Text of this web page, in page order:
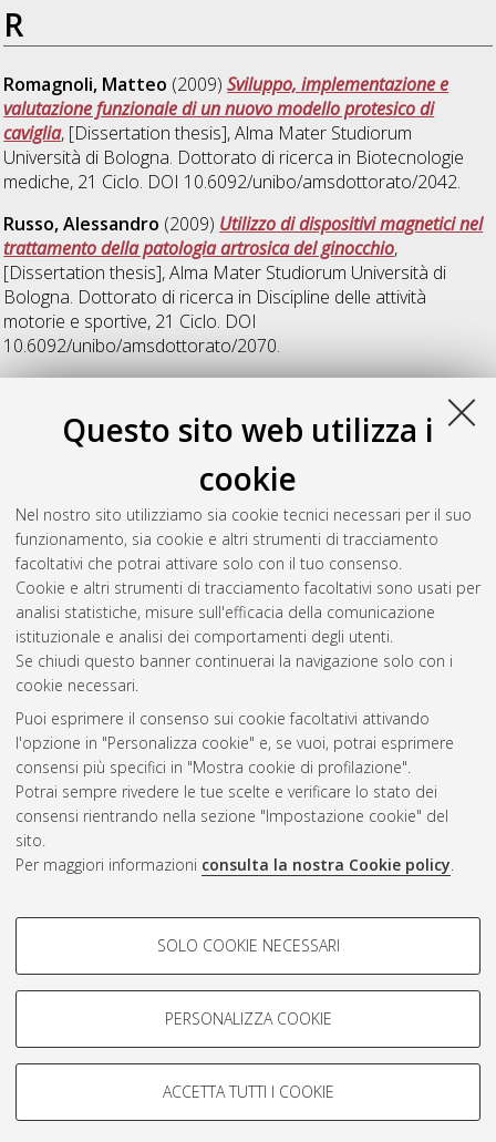
Questo sito web utilizza i
cookie
Nel nostro sito utilizziamo sia cookie tecnici necessari per il suo
funzionamento, sia cookie e altri strumenti di tracciamento
facoltativi che potrai attivare solo con il tuo consenso.
Cookie e altri strumenti di tracciamento facoltativi sono usati per
analisi statistiche, misure sull'efficacia della comunicazione
istituzionale e analisi dei comportamenti degli utenti.
Se chiudi questo banner continuerai la navigazione solo con i
cookie necessari.
Puoi esprimere il consenso sui cookie facoltativi attivando
l'opzione in "Personalizza cookie" e, se vuoi, potrai esprimere
consensi più specifici in "Mostra cookie di profilazione".
Potrai sempre rivedere le tue scelte e verificare lo stato dei
consensi rientrando nella sezione "Impostazione cookie" del
sito.
Per maggiori informazioni consulta la nostra Cookie policy.
COOKIE DI PROFILAZIONE -
Si tratta di cookie utilizzati per analizzare le caratteristiche della
navigazione degli utenti, creare profili in base al loro comportamento
Mostra cookie di profilazione
COOKIE TECNICI - NECESSARI
SOLO COOKIE NECESSARI
PERSONALIZZA COOKIE
ACCETTA TUTTI I COOKIE
R
Romagnoli, Matteo (2009)Sviluppo, implementazione e
valutazione funzionale di un nuovo modello protesico di
caviglia, [Dissertation thesis], Alma Mater Studiorum
Università di Bologna. Dottorato di ricerca in Biotecnologie
mediche, 21 Ciclo. DOI 10.6092/unibo/amsdottorato/2042.
Russo, Alessandro (2009) Utilizzo di dispositivi magnetici nel
trattamento della patologia artrosica del ginocchio,
[Dissertation thesis], Alma Mater Studiorum Università di
Bologna. Dottorato di ricerca in Discipline delle attività
motorie e sportive, 21 Ciclo. DOI
10.6092/unibo/amsdottorato/2070.
(2009)Identificazione di bersagli
terapeutici e realizzazione di tecnologie innovative in oncologia
ortopedica, [Dissertation thesis], Alma Mater Studiorum
Università di Bologna. Dottorato di ricerca inBiotecnologie
mediche, 21 Ciclo. DOI 10.6092/unibo/amsdottorato/1460.
Questa lista e' stata generata ilFri Aug 7 20:39:36 2026 CEST
Atom
Rss 1.0
Rss 2.0
ISSN: 2038-7946
Impostazioni Cookie
Informativa sulla privacy
Condizioni d’uso del sito